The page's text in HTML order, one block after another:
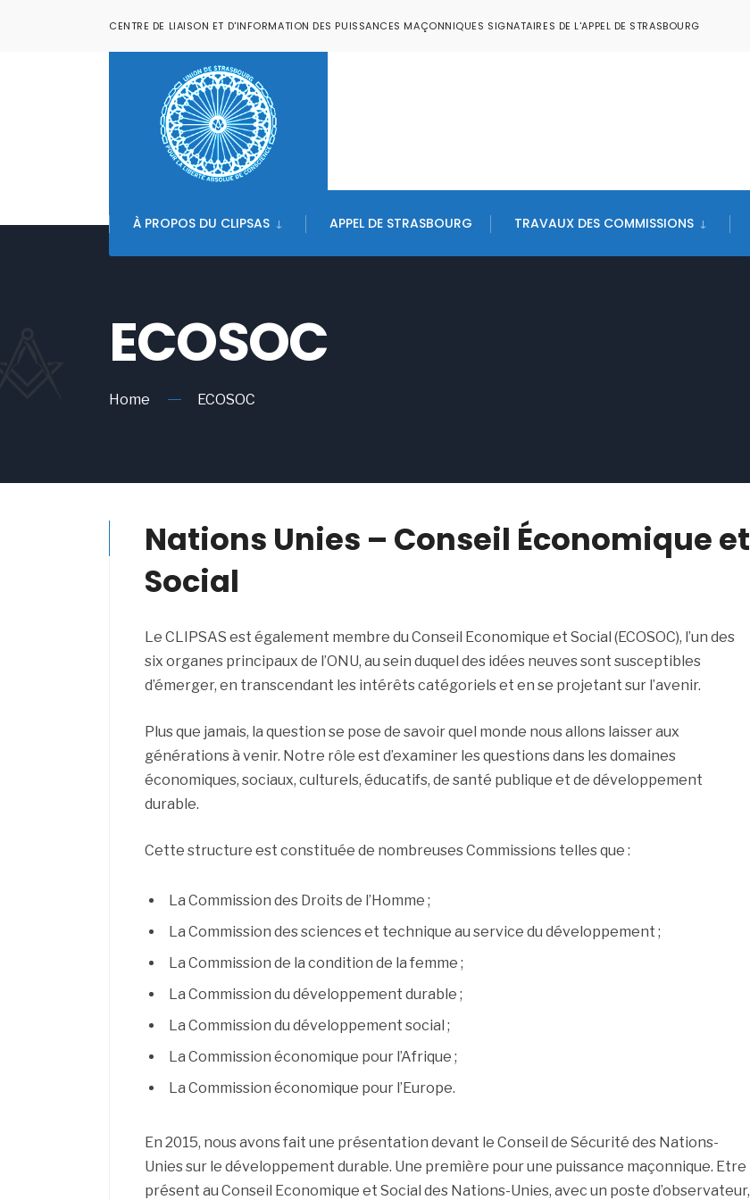
CENTRE DE LIAISON ET D'INFORMATION DES PUISSANCES MAÇONNIQUES SIGNATAIRES DE L'APPEL DE STRASBOURG
À PROPOS DU CLIPSAS APPEL DE STRASBOURG TRAVAUX DES COMMISSIONS
ECOSOC
Home ECOSOC
Nations Unies – Conseil Économique et
Social
Le CLIPSAS est également membre du Conseil Economique et Social (ECOSOC), l’un des
six organes principaux de l’ONU, au sein duquel des idées neuves sont susceptibles
d’émerger, en transcendant les intérêts catégoriels et en se projetant sur l’avenir.
Plus que jamais, la question se pose de savoir quel monde nous allons laisser aux
générations à venir. Notre rôle est d’examiner les questions dans les domaines
économiques, sociaux, culturels, éducatifs, de santé publique et de développement
durable.
Cette structure est constituée de nombreuses Commissions telles que :
La Commission des Droits de l’Homme ;
La Commission des sciences et technique au service du développement ;
La Commission de la condition de la femme ;
La Commission du développement durable ;
La Commission du développement social ;
La Commission économique pour l’Afrique ;
La Commission économique pour l’Europe.
En 2015, nous avons fait une présentation devant le Conseil de Sécurité des Nations-
Unies sur le développement durable. Une première pour une puissance maçonnique. Etre
présent au Conseil Economique et Social des Nations-Unies, avec un poste d’observateur,